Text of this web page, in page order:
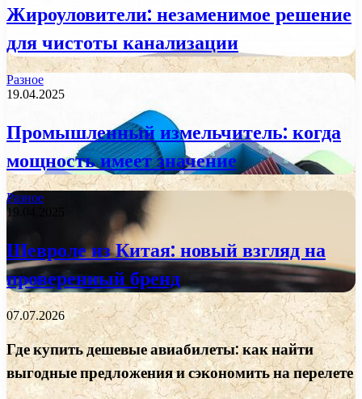
Жироуловители: незаменимое решение
для чистоты канализации
Разное
19.04.2025
Промышленный измельчитель: когда
мощность имеет значение
Разное
19.04.2025
Шевроле из Китая: новый взгляд на
проверенный бренд
07.07.2026
Где купить дешевые авиабилеты: как найти
выгодные предложения и сэкономить на перелете